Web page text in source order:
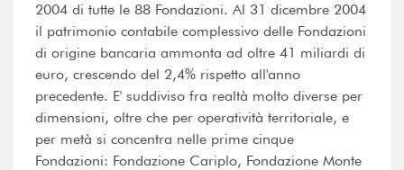
2004 di tutte le 88 Fondazioni. Al 31 dicembre 2004
il patrimonio contabile complessivo delle Fondazioni
di origine bancaria ammonta ad oltre 41 miliardi di
euro, crescendo del 2,4% rispetto all'anno
precedente. E' suddiviso fra realtà molto diverse per
dimensioni, oltre che per operatività territoriale, e
per metà si concentra nelle prime cinque
Fondazioni: Fondazione Cariplo, Fondazione Monte